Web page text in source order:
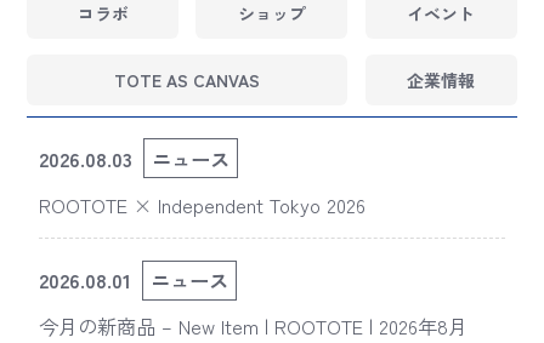
コラボ ショップ イベント
TOTE AS CANVAS 企業情報
2026.08.03
ニュース
ROOTOTE × Independent Tokyo 2026
2026.08.01
ニュース
今月の新商品 – New Item | ROOTOTE | 2026年8月